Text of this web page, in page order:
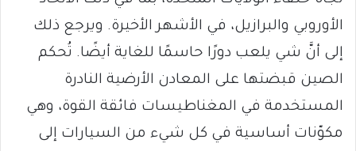
الأوروبي والبرازيل، في الأشهر الأخيرة. ويرجع ذلك
إلى أنَّ شي يلعب دورًا حاسمًا للغاية أيضًا. تُحكم
الصين قبضتها على المعادن الأرضية النادرة
المستخدمة في المغناطيسات فائقة القوة، وهي
مكوّنات أساسية في كل شيء من السيارات إلى